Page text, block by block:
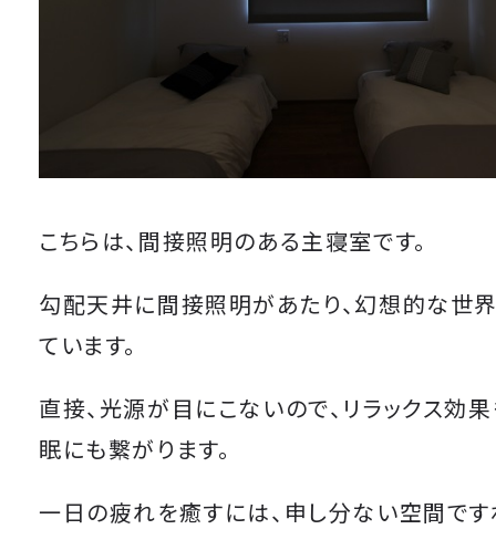
こちらは、間接照明のある主寝室です。
勾配天井に間接照明があたり、幻想的な世
ています。
直接、光源が目にこないので、リラックス効
眠にも繋がります。
一日の疲れを癒すには、申し分ない空間です